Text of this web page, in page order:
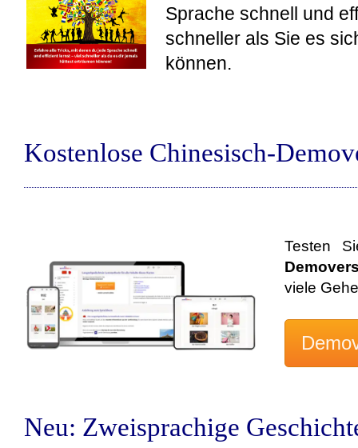
Sprache schnell und
schneller als Sie es
können.
Kostenlose Chinesisch-
Testen
viele
Neu: Zweisprachige